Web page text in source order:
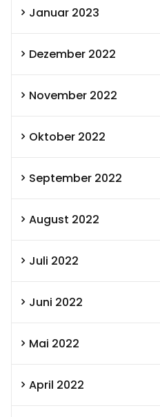
Januar 2023
Dezember 2022
November 2022
Oktober 2022
September 2022
August 2022
Juli 2022
Juni 2022
Mai 2022
April 2022